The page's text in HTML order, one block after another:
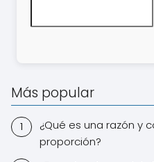
Más popular
¿Qué es una razón y
proporción?